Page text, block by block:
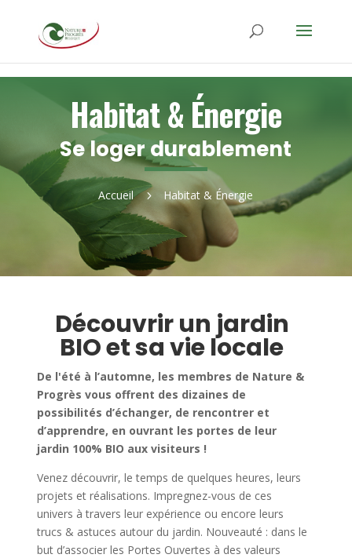
Habitat & Énergie
Se loger durablement
Accueil 5 Habitat & Énergie
Découvrir un jardin
BIO et sa vie locale
De l'été à l’automne, les membres de Nature &
Progrès vous offrent des dizaines de
possibilités d’échanger, de rencontrer et
d’apprendre, en ouvrant les portes de leur
jardin 100% BIO aux visiteurs !
Venez découvrir, le temps de quelques heures, leurs
projets et réalisations. Impregnez-vous de ces
univers à travers leur expérience ou encore leurs
trucs & astuces autour du jardin. Nouveauté : dans le
but d’associer les Portes Ouvertes à des valeurs